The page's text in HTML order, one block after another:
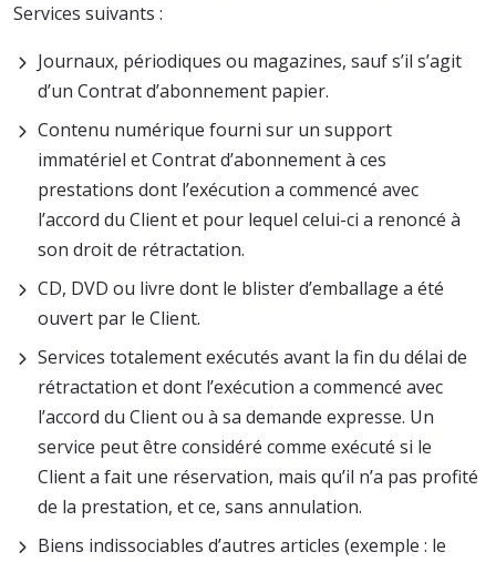
Services suivants :
Journaux, périodiques ou magazines, sauf s’il s’agit
d’un Contrat d’abonnement papier.
Contenu numérique fourni sur un support
immatériel et Contrat d’abonnement à ces
prestations dont l’exécution a commencé avec
l’accord du Client et pour lequel celui-ci a renoncé à
son droit de rétractation.
CD, DVD ou livre dont le blister d’emballage a été
ouvert par le Client.
Services totalement exécutés avant la fin du délai de
rétractation et dont l’exécution a commencé avec
l’accord du Client ou à sa demande expresse. Un
service peut être considéré comme exécuté si le
Client a fait une réservation, mais qu’il n’a pas profité
de la prestation, et ce, sans annulation.
Biens indissociables d’autres articles (exemple : le